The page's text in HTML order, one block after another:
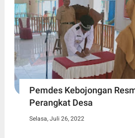
Pemdes Kebojongan
Perangkat Desa
Selasa, Juli 26, 2022